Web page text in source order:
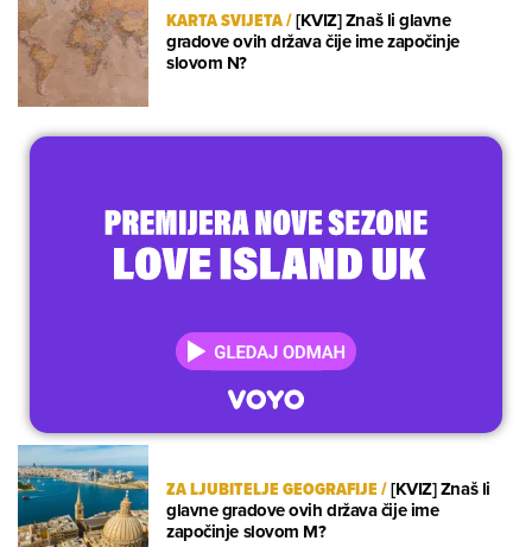
KARTA SVIJETA/[KVIZ] Znaš li glavne
gradove ovih država čije ime započinje
slovom N?
ZA LJUBITELJE GEOGRAFIJE/[KVIZ] Znaš li
glavne gradove ovih država čije ime
započinje slovom M?